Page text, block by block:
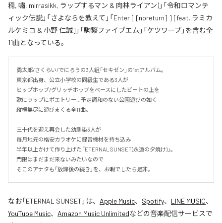
穏, 嘯, mirrasikk, ラップするマン & 肉林ライアン)」「令和ロマンテ
ィック伝説」「さよならを教えて」「Enter [ [noreturn] ] [feat. ラミカ
ルケミコ & 小野 仁誠]」「駒繋ファイブエム」「ケツワープ」を含む全
11曲となっている。
勇太郎/さくらい/でにろうの3人組「セキゼン」の1stアルバム。
東京都出身、公立小学校の同級生である3人が
ヒップホップ/グリッチホップをベースにしたビートの上を
歌にラップにポエトリー…予定調和のない公園遊びの如く
縦横無尽に遊びまくる全11曲。
三十代を迎え再会した幼馴染3人が
毎月地元の格安カラオケに録音機材を持ち込み
半年以上かけて作り上げた「ETERNAL SUNSET(永遠の夕焼け)」。
門限はまだまだ来ないみたいなので
そこのアナタも「放課後の続き」を、お暇でしたら是非。
なお「ETERNAL SUNSET 」は、 Apple Music、 Spotify、 LINE MUSIC、
YouTube Music、 Amazon Music Unlimitedなどの音楽配信サービスで